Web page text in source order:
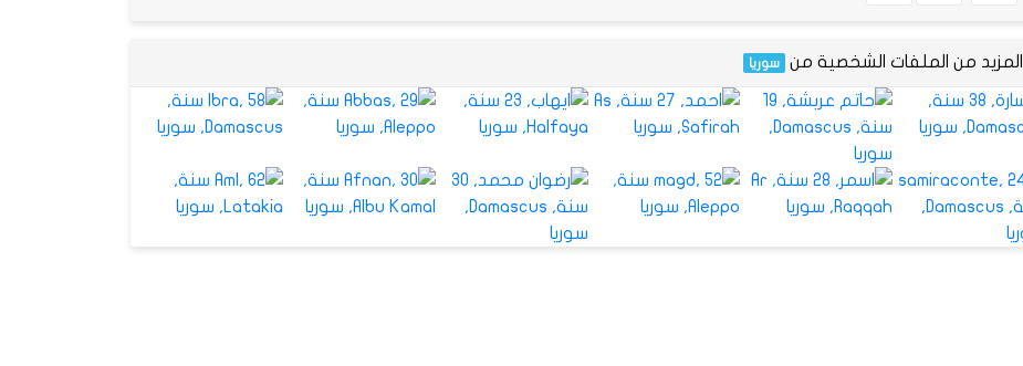
المزيد من الملفات الشخصية من سوريا